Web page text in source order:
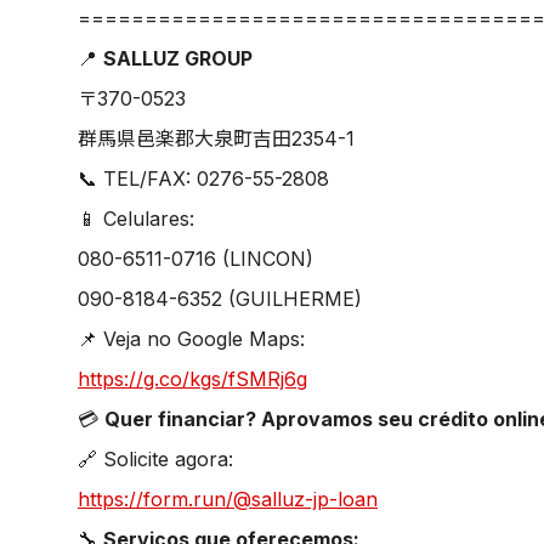
📍 SALLUZ GROUP
〒370-0523
群馬県邑楽郡大泉町吉田2354-1
📞 TEL/FAX: 0276-55-2808
📱 Celulares:
080-6511-0716 (LINCON)
090-8184-6352 (GUILHERME)
📌 Veja no Google Maps:
https://g.co/kgs/fSMRj6g
💳 Quer financiar? Aprovamos seu crédito
🔗 Solicite agora:
https://form.run/@salluz-jp-loan
🔧 Serviços que oferecemos: